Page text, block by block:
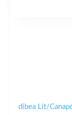
dibea Lit/